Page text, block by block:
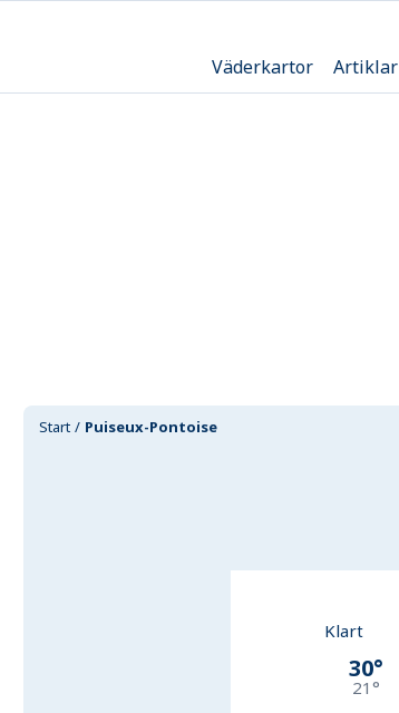
Väderkartor Artiklar
Start Puiseux-Pontoise
Klart
30°
21 °